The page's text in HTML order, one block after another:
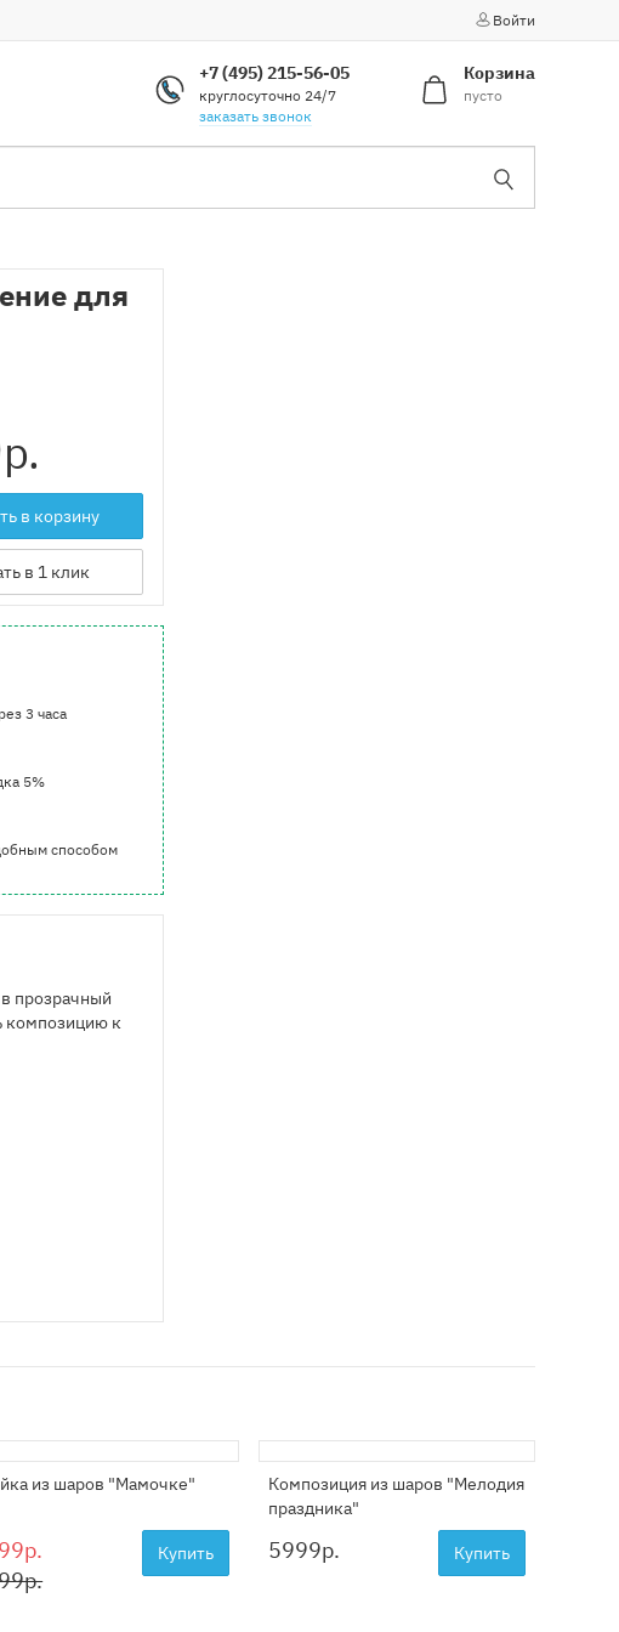
Войти
+7 (495) 215-56-05
круглосуточно 24/7
заказать звонок
Корзина
пусто
для
р.
в корзину
в 1 клик
3 часа
5%
способом
прозрачный
композицию к
из шаров "Мамочке"
Купить
Композиция из шаров "Мелодия
праздника"
5999р. Купить